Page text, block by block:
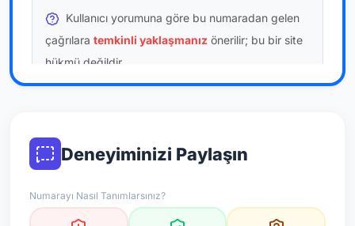
Kullanıcı yorumuna göre bu numaradan gelen
çağrılara temkinli yaklaşmanız önerilir; bu bir site
hükmü değildir.
Bu bilgiler onaylı kullanıcı bildirimlerine dayanır;
*Not: Değerlendirmeler onaylı kullanıcı yorumlarına göre
Deneyiminizi Paylaşın
Numarayı Nasıl Tanımlarsınız?